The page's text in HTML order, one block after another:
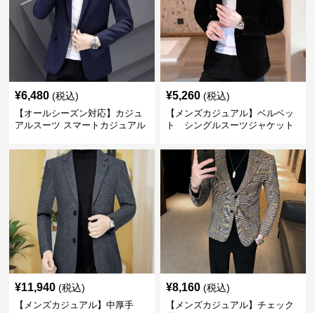
¥6,480 (税込)
【オールシーズン対応】カジュ
アルスーツ スマートカジュアル
¥5,260 (税込)
【メンズカジュアル】ベルベッ
ト シングルスーツジャケット
¥11,940 (税込)
【メンズカジュアル】中厚手
¥8,160 (税込)
【メンズカジュアル】チェック